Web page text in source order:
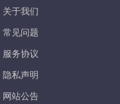
关于我们
常见问题
服务协议
隐私声明
网站公告